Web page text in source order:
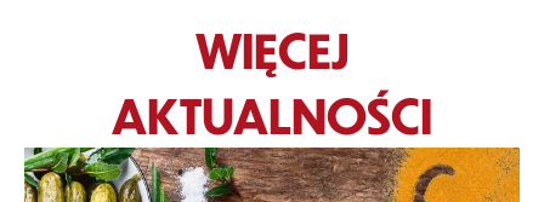
WIĘCEJ
AKTUALNOŚCI